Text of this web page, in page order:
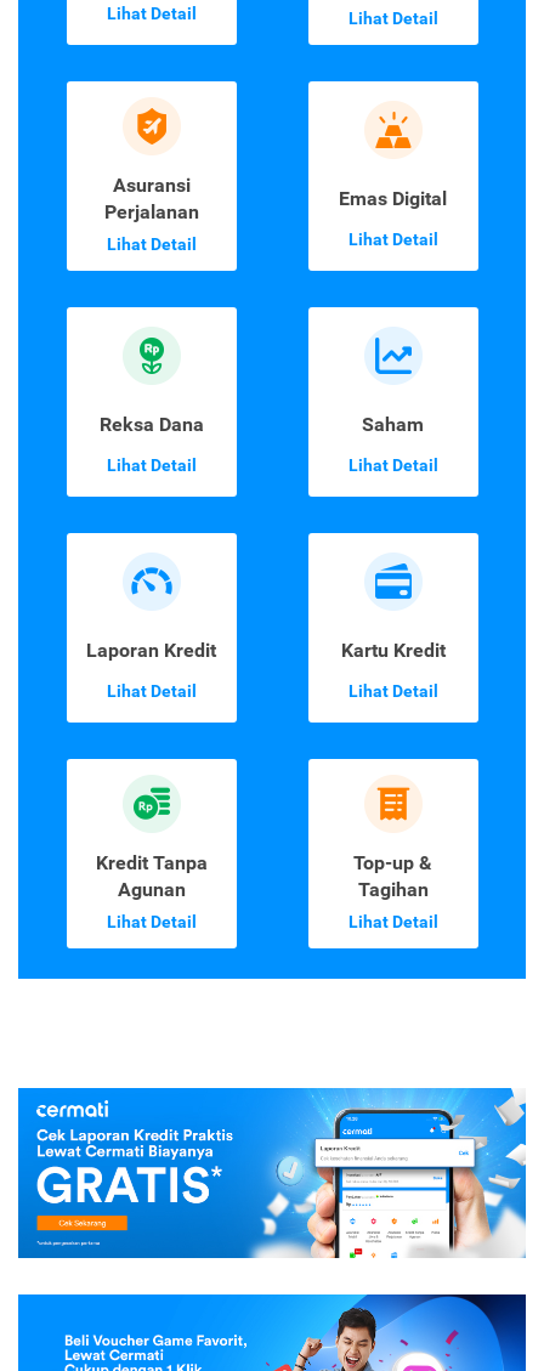
Lihat Detail Lihat Detail
Asuransi
Perjalanan
Lihat Detail
Emas Digital
Lihat Detail
Reksa Dana
Lihat Detail
Saham
Lihat Detail
Laporan Kredit
Lihat Detail
Kartu Kredit
Lihat Detail
Kredit Tanpa
Agunan
Lihat Detail
Top-up &
Tagihan
Lihat Detail